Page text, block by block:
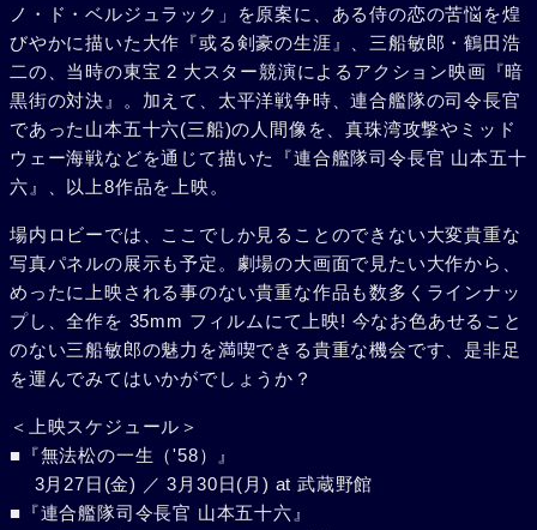
ノ・ド・ベルジュラック」を原案に、ある侍の恋の苦悩を煌
びやかに描いた大作『或る剣豪の生涯』、三船敏郎・鶴田浩
二の、当時の東宝 2 大スター競演によるアクション映画『暗
黒街の対決』。加えて、太平洋戦争時、連合艦隊の司令長官
であった山本五十六(三船)の人間像を、真珠湾攻撃やミッド
ウェー海戦などを通じて描いた『連合艦隊司令長官 山本五十
六』、以上8作品を上映。
場内ロビーでは、ここでしか見ることのできない大変貴重な
写真パネルの展示も予定。劇場の大画面で見たい大作から、
めったに上映される事のない貴重な作品も数多くラインナッ
プし、全作を 35mm フィルムにて上映! 今なお色あせること
のない三船敏郎の魅力を満喫できる貴重な機会です、是非足
を運んでみてはいかがでしょうか？
＜上映スケジュール＞
■『無法松の一生（'58）』
3月27日(金) ／ 3月30日(月) at 武蔵野館
■『連合艦隊司令長官 山本五十六』